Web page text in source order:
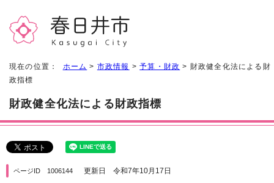
現在の位置： ホーム > 市政情報 >予算・財政 > 財政健全化法による財
政指標
財政健全化法による財政指標
ページID 1006144 更新日 令和7年10月17日